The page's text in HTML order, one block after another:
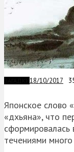
18/10/2017
Японское слово
«дхьяна», что
течениями